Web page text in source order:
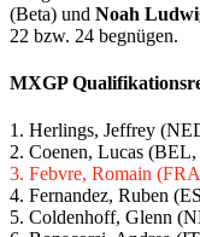
(Beta) und Noah
22 bzw. 24 begnügen.
MXGP
1. Herlings, Jeffrey
2. Coenen, Lucas
3. Febvre, Romain
4. Fernandez, Ruben
5. Coldenhoff, Glenn